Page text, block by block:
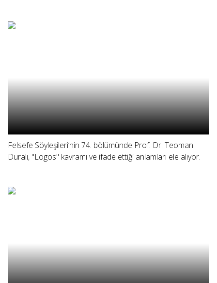
Felsefe Söyleşileri’nin 74. bölümünde Prof. Dr. Teoman
Duralı, "Logos" kavramı ve ifade ettiği anlamları ele alıyor.